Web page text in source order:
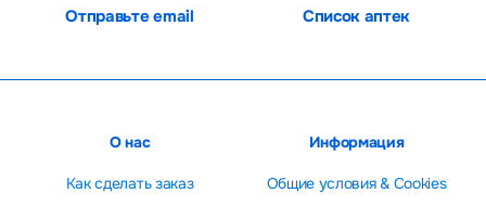
Отправьте email Список аптек
О нас
Как сделать заказ
Информация
Общие условия & Cookies